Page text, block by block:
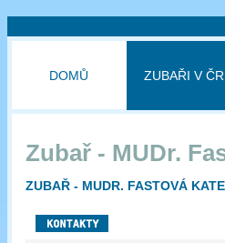
DOMŮ ZUBAŘI V ČR
Zubař - MUDr.
ZUBAŘ - MUDR. FASTOVÁ